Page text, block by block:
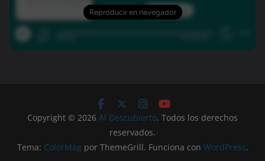
Copyright © 2026 Al Descubierto. Todos los derechos
reservados.
Tema: ColorMag por ThemeGrill. Funciona con WordPress.